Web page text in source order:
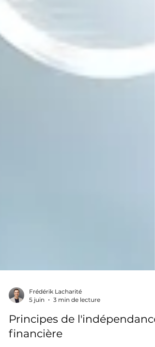
Frédérik Lacharité
5 juin
3 min de lecture